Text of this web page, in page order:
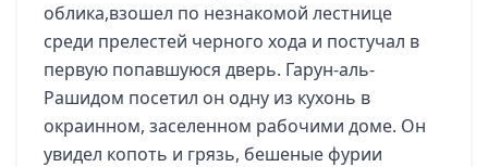
облика,взошел по незнакомой лестнице
среди прелестей черного хода и постучал в
первую попавшуюся дверь. Гарун-аль-
Рашидом посетил он одну из кухонь в
окраинном, заселенном рабочими доме. Он
увидел копоть и грязь, бешеные фурии